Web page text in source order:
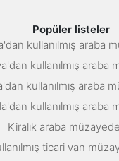
Popüler listeler
kullanılmış araba
kullanılmış araba
kullanılmış araba
kullanılmış araba
Kiralık araba
ticari van